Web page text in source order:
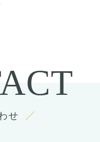
せ